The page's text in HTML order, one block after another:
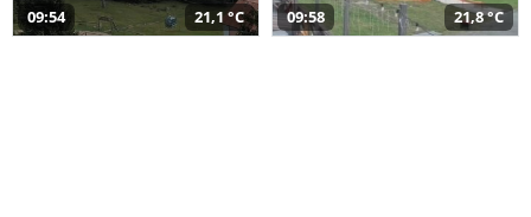
09:54 21,1 °C 09:58 21,8 °C